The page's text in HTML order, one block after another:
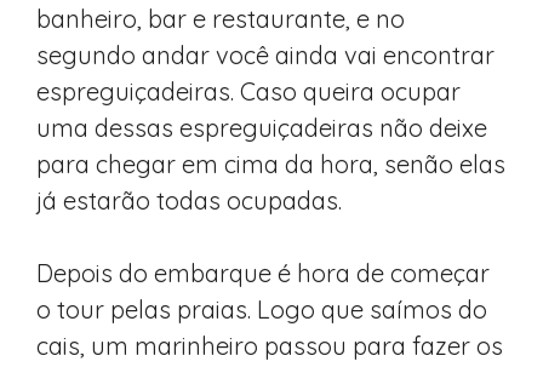
banheiro, bar e restaurante, e no
segundo andar você ainda vai encontrar
espreguiçadeiras. Caso queira ocupar
uma dessas espreguiçadeiras não deixe
para chegar em cima da hora, senão elas
já estarão todas ocupadas.
Depois do embarque é hora de começar
o tour pelas praias. Logo que saímos do
cais, um marinheiro passou para fazer os